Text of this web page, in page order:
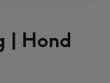
| Hond